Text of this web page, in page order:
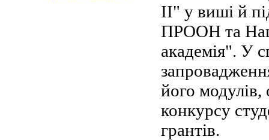
ІІ" у виші й
ПРООН та
академія". У
його модулів,
конкурсу
грантів.